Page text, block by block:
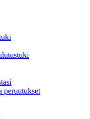
peruutukset